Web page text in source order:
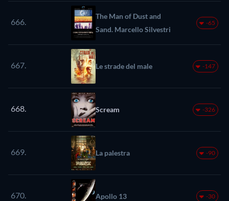
666.
The Man of Dust and
Sand. Marcello Silvestri
-65
667. Le strade del male -147
668. Scream -326
669. La palestra -90
670. Apollo 13 -30